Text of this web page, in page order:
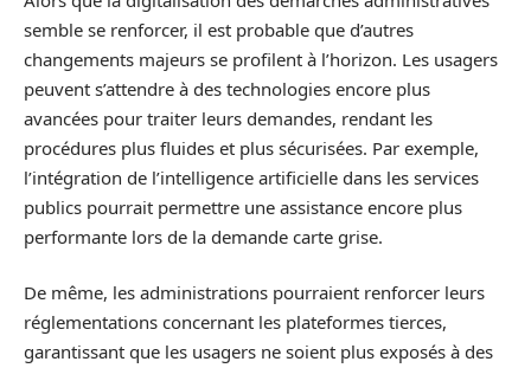
semble se renforcer, il est probable que d’autres
changements majeurs se profilent à l’horizon. Les usagers
peuvent s’attendre à des technologies encore plus
avancées pour traiter leurs demandes, rendant les
procédures plus fluides et plus sécurisées. Par exemple,
l’intégration de l’intelligence artificielle dans les services
publics pourrait permettre une assistance encore plus
performante lors de la demande carte grise.
De même, les administrations pourraient renforcer leurs
réglementations concernant les plateformes tierces,
garantissant que les usagers ne soient plus exposés à des